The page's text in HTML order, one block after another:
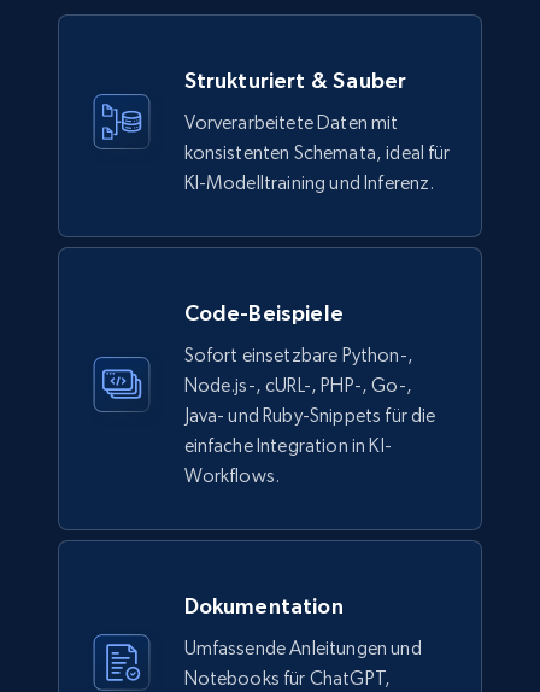
Description, In stock, Color, Size, Reviews
count, Main image, Category url, Category, and
more.
Walmart sellers info
Seller id, URL, Catalog seller id, Seller name, Seller
display name, Seller email, Seller phone, Seller
about us, and more.
eCommerce
Strukturiert & Sauber
Vorverarbeitete Daten mit
konsistenten Schemata, ideal für
KI-Modelltraining und Inferenz.
Code-Beispiele
Sofort einsetzbare Python-,
Node.js-, cURL-, PHP-, Go-,
Java- und Ruby-Snippets für die
einfache Integration in KI-
Workflows.
Dokumentation
Umfassende Anleitungen und
Notebooks für ChatGPT,